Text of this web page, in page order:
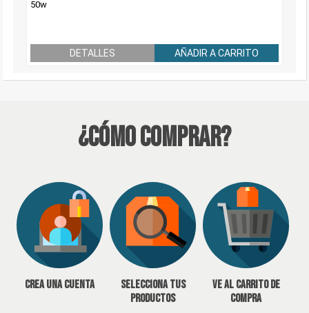
50w
DETALLES AÑADIR A CARRITO
¿Cómo Comprar?
Crea una cuenta
Selecciona tus
productos
Ve al carrito de
compra